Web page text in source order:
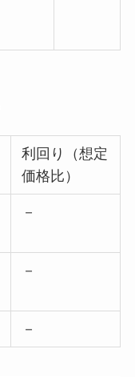
利回り（想定
価格比）
－
－
－